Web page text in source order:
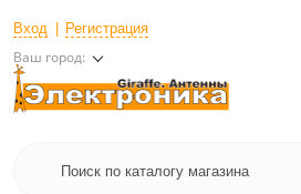
Вход Регистрация
Ваш город: